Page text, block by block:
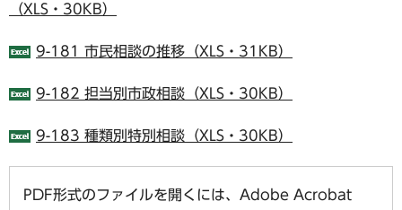
（XLS・30KB）
9-181 市民相談の推移（XLS・31KB）
9-182 担当別市政相談（XLS・30KB）
9-183 種類別特別相談（XLS・30KB）
PDF形式のファイルを開くには、Adobe Acrobat